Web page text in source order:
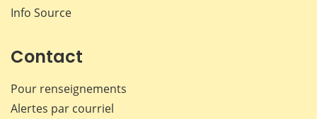
Info Source
Contact
Pour renseignements
Alertes par courriel